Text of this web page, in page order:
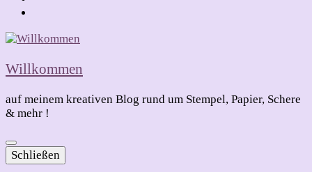
Willkommen
auf meinem kreativen Blog rund um Stempel, Papier, Schere
& mehr !
Schließen